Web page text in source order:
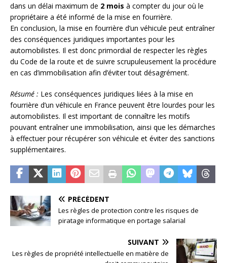
dans un délai maximum de 2 mois à compter du jour où le
propriétaire a été informé de la mise en fourrière.
En conclusion, la mise en fourrière d’un véhicule peut entraîner
des conséquences juridiques importantes pour les
automobilistes. Il est donc primordial de respecter les règles
du Code de la route et de suivre scrupuleusement la procédure
en cas d’immobilisation afin d’éviter tout désagrément.
Résumé : Les conséquences juridiques liées à la mise en
fourrière d’un véhicule en France peuvent être lourdes pour les
automobilistes. Il est important de connaître les motifs
pouvant entraîner une immobilisation, ainsi que les démarches
à effectuer pour récupérer son véhicule et éviter des sanctions
supplémentaires.
PRÉCÉDENT
Les règles de protection contre les risques de
piratage informatique en portage salarial
SUIVANT
Les règles de propriété intellectuelle en matière de